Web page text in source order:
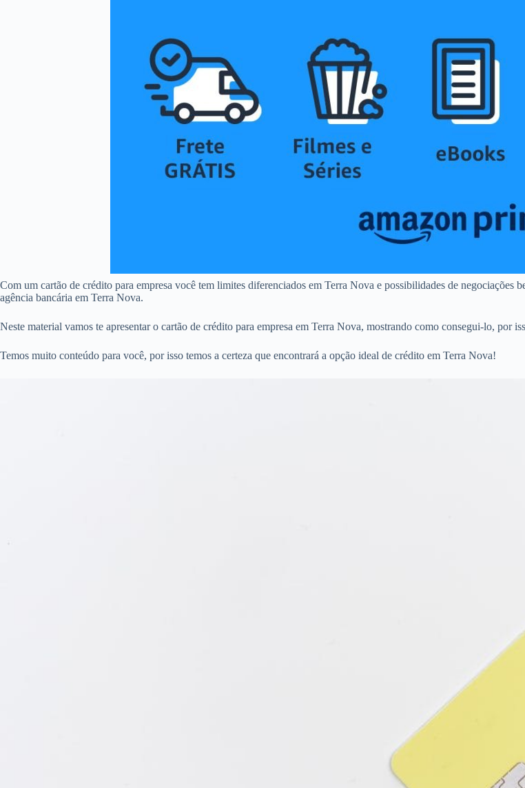
Com um cartão de crédito para empresa você tem limites diferenciados em Terra Nova e possibilidades de negociações
agência bancária em Terra Nova.
Neste material vamos te apresentar o cartão de crédito para empresa em Terra Nova, mostrando como consegui-lo, por
Temos muito conteúdo para você, por isso temos a certeza que encontrará a opção ideal de crédito em Terra Nova!